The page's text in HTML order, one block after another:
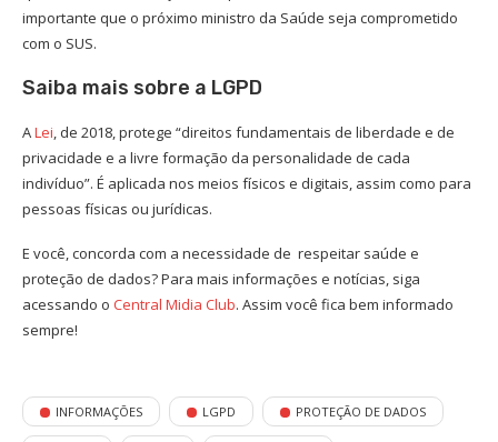
importante que o próximo ministro da Saúde seja comprometido
com o SUS.
Saiba mais sobre a LGPD
ALei , de 2018, protege “direitos fundamentais de liberdade e de
privacidade e a livre formação da personalidade de cada
indivíduo”. É aplicada nos meios físicos e digitais, assim como para
pessoas físicas ou jurídicas.
E você, concorda com a necessidade de respeitar saúde e
proteção de dados? Para mais informações e notícias, siga
acessando o Central Midia Club. Assim você fica bem informado
sempre!
INFORMAÇÕES LGPD PROTEÇÃO DE DADOS